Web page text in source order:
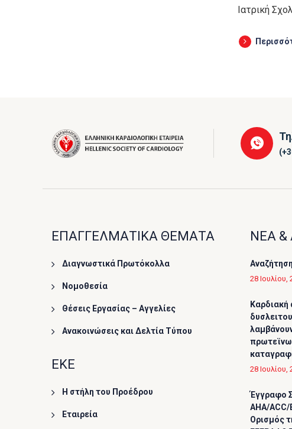
Ιατρική
ΕΠΑΓΓΕΛΜΑΤΙΚΑ ΘΕΜΑΤΑ
Διαγνωστικά Πρωτόκολλα
Νομοθεσία
Θέσεις Εργασίας – Αγγελίες
Ανακοινώσεις και Δελτία Τύπου
ΕΚΕ
Η στήλη του Προέδρου
Εταιρεία
ΝΕΑ &
28 Ιουλίου,
28 Ιουλίου,
Έγγραφο
AHA/
Ορισμός